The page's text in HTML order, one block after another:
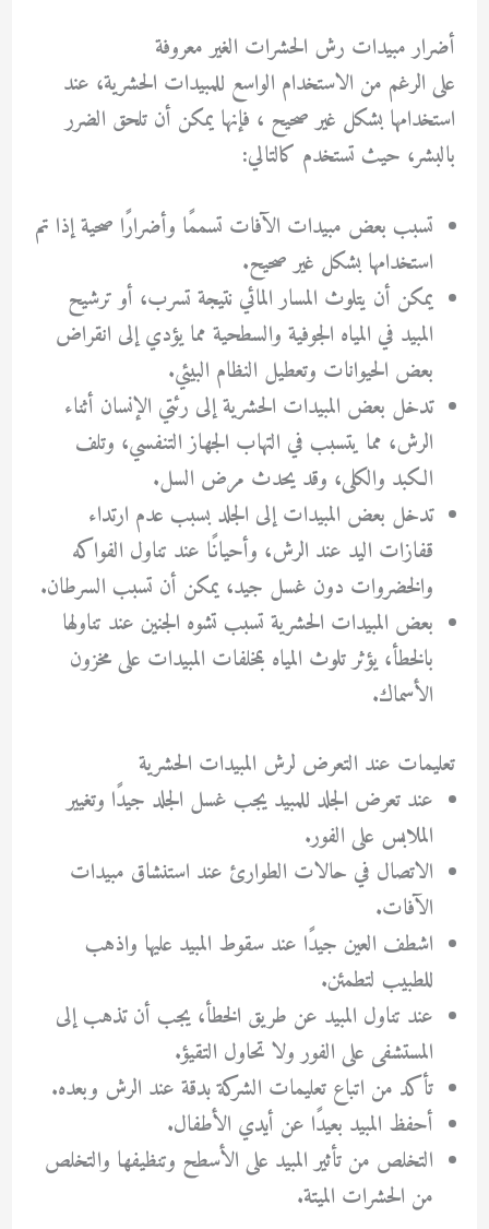
أضرار مبيدات رش الحشرات الغير معروفة
على الرغم من الاستخدام الواسع للمبيدات الحشرية، عند
استخدامها بشكل غير صحيح ، فإنها يمكن أن تلحق الضرر
بالبشر، حيث تستخدم كالتالي:
تسبب بعض مبيدات الآفات تسممًا وأضرارًا صحية إذا تم
استخدامها بشكل غير صحيح.
يمكن أن يتلوث المسار المائي نتيجة تسرب، أو ترشيح
المبيد في المياه الجوفية والسطحية مما يؤدي إلى انقراض
بعض الحيوانات وتعطيل النظام البيئي.
تدخل بعض المبيدات الحشرية إلى رئتي الإنسان أثناء
الرش، مما يتسبب في التهاب الجهاز التنفسي، وتلف
الكبد والكلى، وقد يحدث مرض السل.
تدخل بعض المبيدات إلى الجلد بسبب عدم ارتداء
قفازات اليد عند الرش، وأحيانًا عند تناول الفواكه
والخضروات دون غسل جيد، يمكن أن تسبب السرطان.
بعض المبيدات الحشرية تسبب تشوه الجنين عند تناولها
بالخطأ، يؤثر تلوث المياه بمخلفات المبيدات على مخزون
الأسماك.
تعليمات عند التعرض لرش المبيدات الحشرية
عند تعرض الجلد للمبيد يجب غسل الجلد جيدًا وتغيير
الملابس على الفور.
الاتصال في حالات الطوارئ عند استنشاق مبيدات
الآفات.
اشطف العين جيدًا عند سقوط المبيد عليها واذهب
للطبيب لتطمئن.
عند تناول المبيد عن طريق الخطأ، يجب أن تذهب إلى
المستشفى على الفور ولا تحاول التقيؤ.
تأكد من اتباع تعليمات الشركة بدقة عند الرش وبعده.
أحفظ المبيد بعيدًا عن أيدي الأطفال.
التخلص من تأثير المبيد على الأسطح وتنظيفها والتخلص
من الحشرات الميتة.